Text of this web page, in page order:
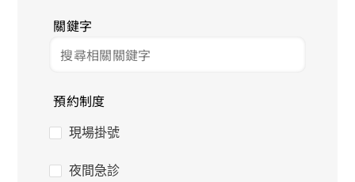
關鍵字
預約制度
現場掛號
夜間急診